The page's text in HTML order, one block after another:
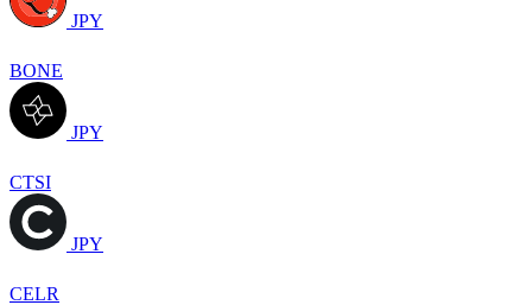
JPY
BONE
JPY
CTSI
JPY
CELR